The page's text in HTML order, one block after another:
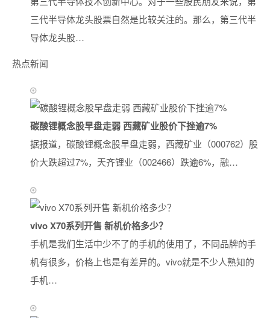
三代半导体龙头股票自然是比较关注的。那么，第三代半
导体龙头股…
热点新闻
碳酸锂概念股早盘走弱 西藏矿业股价下挫逾7%
据报道，碳酸锂概念股早盘走弱，西藏矿业（000762）股
价大跌超过7%，天齐锂业（002466）跌逾6%，融…
vivo X70系列开售 新机价格多少？
手机是我们生活中少不了的手机的使用了，不同品牌的手
机有很多，价格上也是有差异的。vivo就是不少人熟知的
手机…